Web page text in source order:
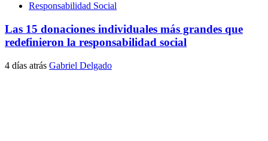
Responsabilidad Social
Las 15 donaciones individuales más grandes que
redefinieron la responsabilidad social
4 días atrás Gabriel Delgado